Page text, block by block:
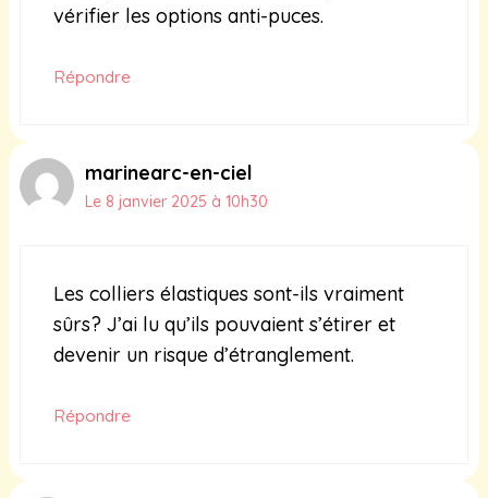
vérifier les options anti-puces.
Répondre
marinearc-en-ciel
Le 8 janvier 2025 à 10h30
Les colliers élastiques sont-ils vraiment
sûrs? J’ai lu qu’ils pouvaient s’étirer et
devenir un risque d’étranglement.
Répondre